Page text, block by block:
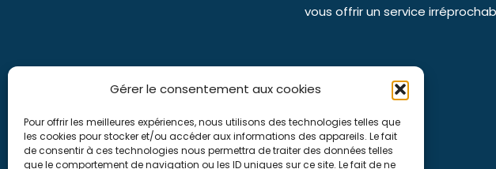
Gérer le consentement aux cookies
Pour offrir les meilleures expériences, nous utilisons des technologies telles que
les cookies pour stocker et/ou accéder aux informations des appareils. Le fait
de consentir à ces technologies nous permettra de traiter des données telles
que le comportement de navigation ou les ID uniques sur ce site. Le fait de ne
vous offrir un service